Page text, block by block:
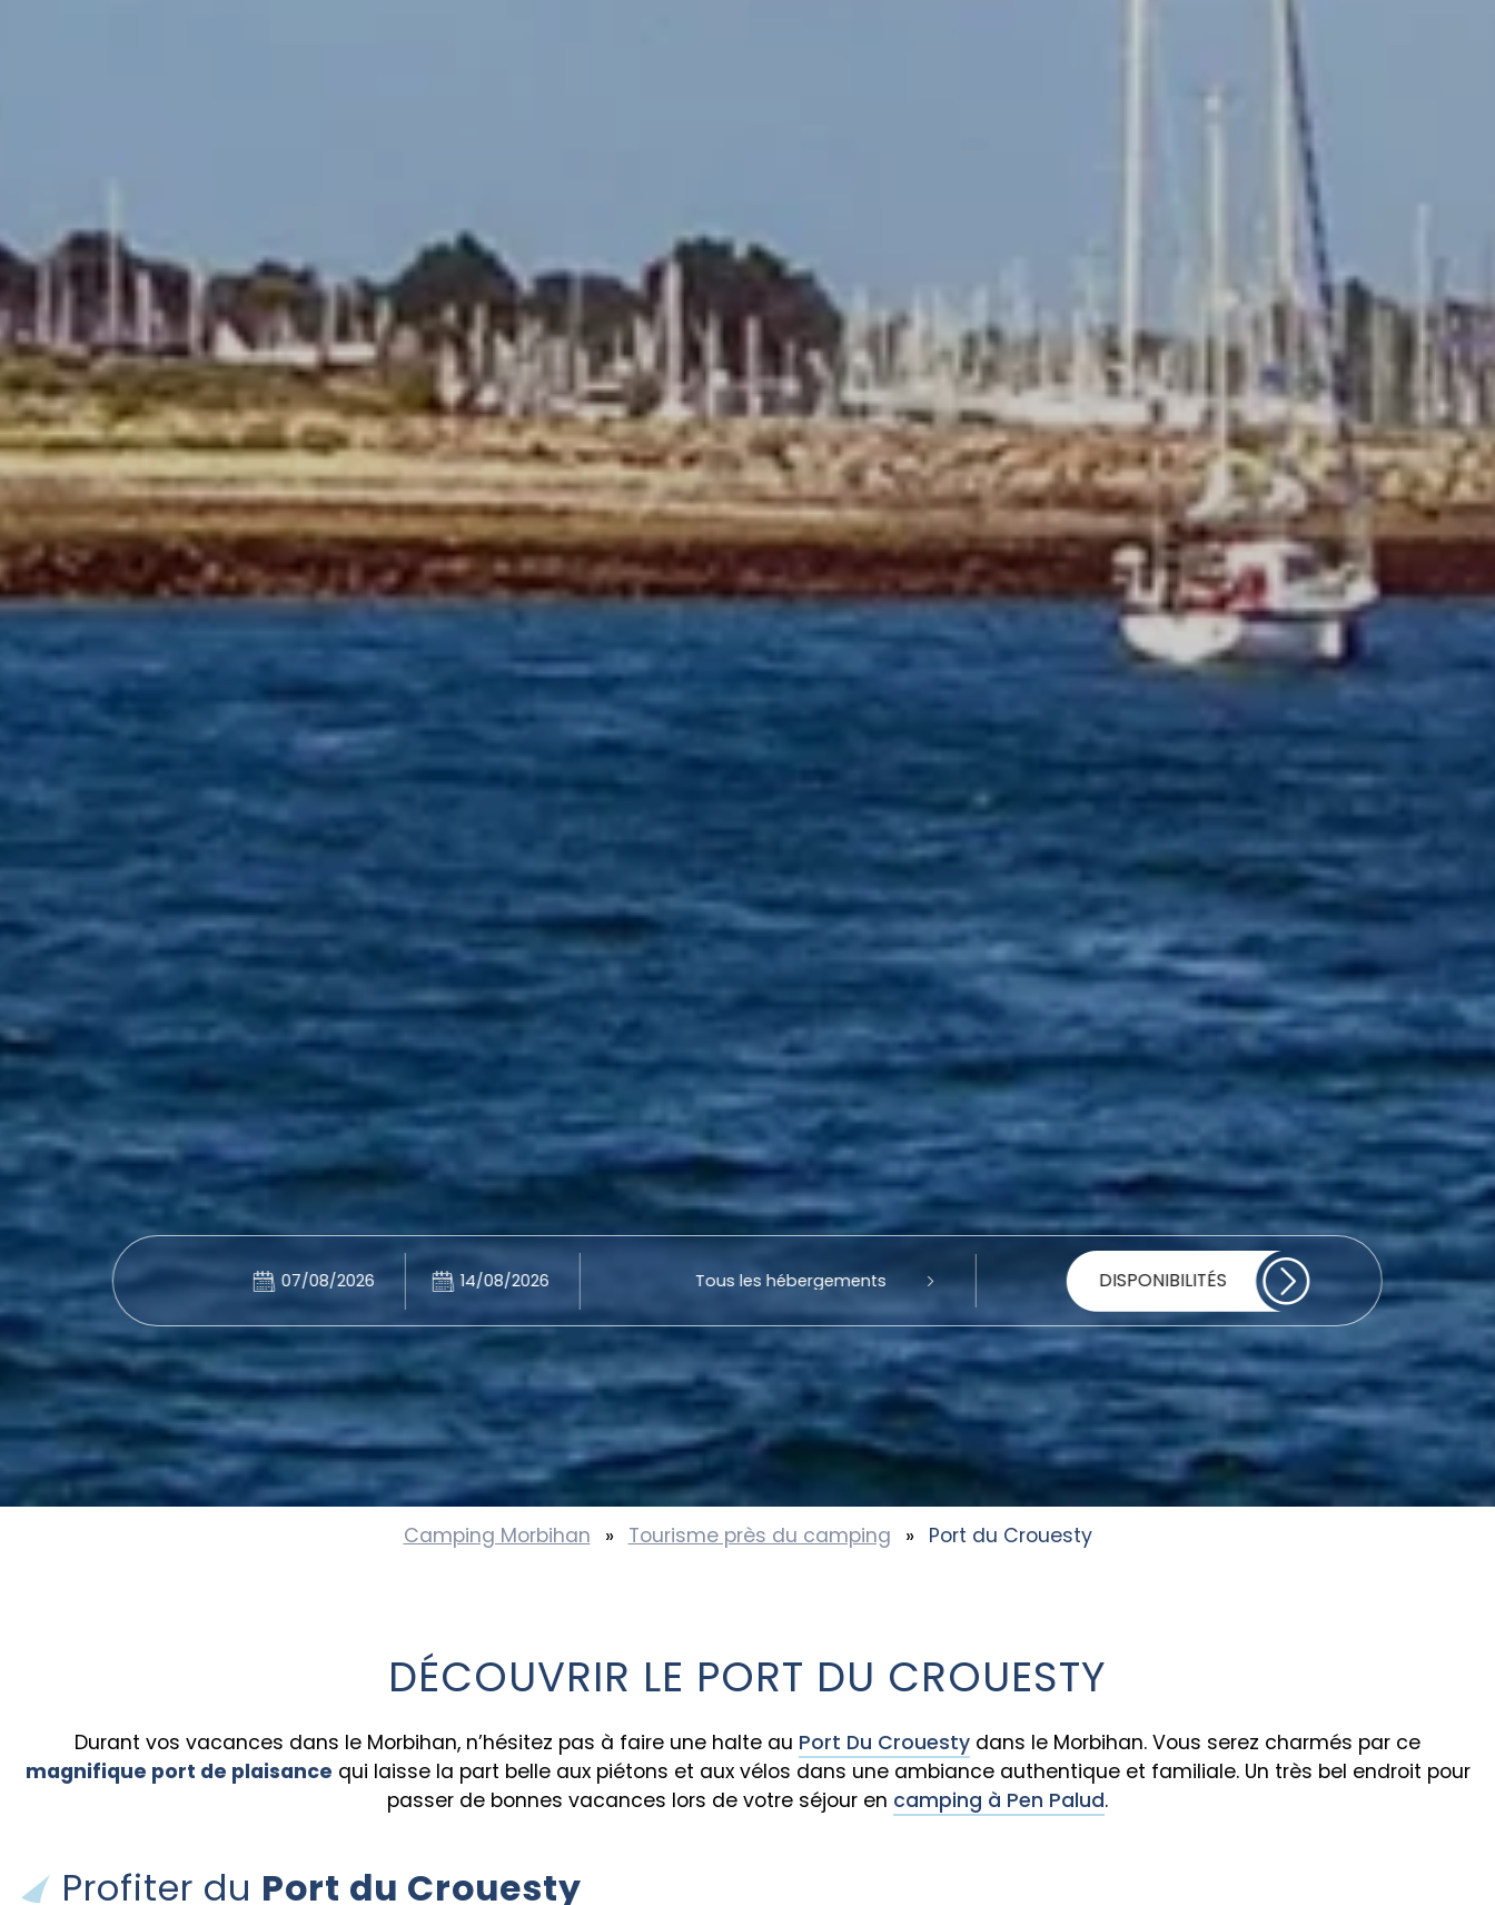
DISPONIBILITÉS
Camping Morbihan » Tourisme près du camping » Port du Crouesty
DÉCOUVRIR LE PORT DU CROUESTY
Durant vos vacances dans le Morbihan, n’hésitez pas à faire une halte au Port Du Crouesty dans le Morbihan. Vous serez charmés par ce
magnifique port de plaisance qui laisse la part belle aux piétons et aux vélos dans une ambiance authentique et familiale. Un très bel endroit pour
passer de bonnes vacances lors de votre séjour en camping à Pen Palud.
Profiter du Port du Crouesty